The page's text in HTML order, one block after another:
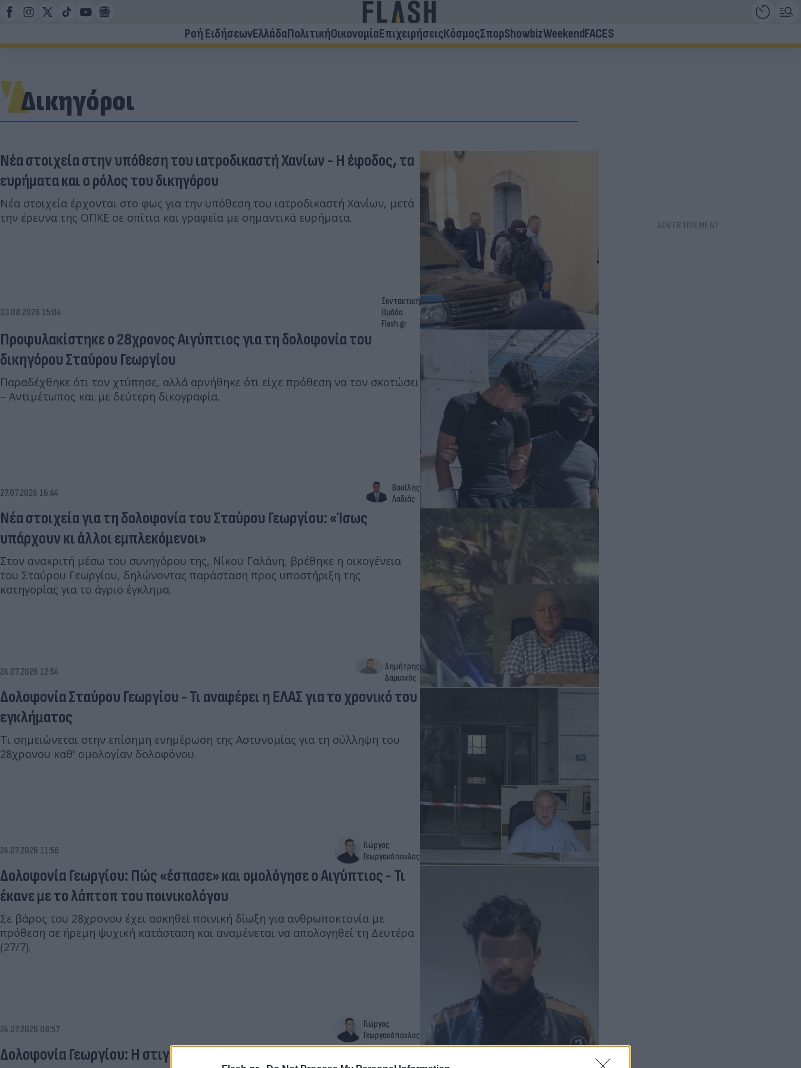
Ροή ΕιδήσεωνΕλλάδαΠολιτικήΟικονομίαΕπιχειρήσειςΚόσμοςΣπορShowbizWeekendFACES
Δικηγόροι
Νέα στοιχεία στην υπόθεση του ιατροδικαστή Χανίων - Η έφοδος, τα
ευρήματα και ο ρόλος του δικηγόρου
Νέα στοιχεία έρχονται στο φως για την υπόθεση του ιατροδικαστή Χανίων, μετά
την έρευνα της ΟΠΚΕ σε σπίτια και γραφεία με σημαντικά ευρήματα.
03.08.2026 15:04
Συντακτική
Ομάδα
Flash.gr
Προφυλακίστηκε ο 28χρονος Αιγύπτιος για τη δολοφονία του
δικηγόρου Σταύρου Γεωργίου
Παραδέχθηκε ότι τον χτύπησε, αλλά αρνήθηκε ότι είχε πρόθεση να τον σκοτώσει
– Αντιμέτωπος και με δεύτερη δικογραφία.
27.07.2026 16:44
Βασίλης
Λαδιάς
Νέα στοιχεία για τη δολοφονία του Σταύρου Γεωργίου: «Ίσως
υπάρχουν κι άλλοι εμπλεκόμενοι»
Στον ανακριτή μέσω του συνηγόρου της, Νίκου Γαλάνη, βρέθηκε η οικογένεια
του Σταύρου Γεωργίου, δηλώνοντας παράσταση προς υποστήριξη της
κατηγορίας για το άγριο έγκλημα.
24.07.2026 12:54
Δημήτρης
Δαμιανός
Δολοφονία Σταύρου Γεωργίου - Τι αναφέρει η ΕΛΑΣ για το χρονικό του
εγκλήματος
Τι σημειώνεται στην επίσημη ενημέρωση της Αστυνομίας για τη σύλληψη του
28χρονου καθ' ομολογίαν δολοφόνου.
24.07.2026 11:56
Γιώργος
Γεωργακόπουλος
Δολοφονία Γεωργίου: Πώς «έσπασε» και ομολόγησε ο Αιγύπτιος - Τι
έκανε με το λάπτοπ του ποινικολόγου
Σε βάρος του 28χρονου έχει ασκηθεί ποινική δίωξη για ανθρωποκτονία με
πρόθεση σε ήρεμη ψυχική κατάσταση και αναμένεται να απολογηθεί τη Δευτέρα
(27/7).
24.07.2026 08:57
Γιώργος
Γεωργακόπουλος
Δολοφονία Γεωργίου: Η στιγμή που ο 28χρονος βγαίνει από το